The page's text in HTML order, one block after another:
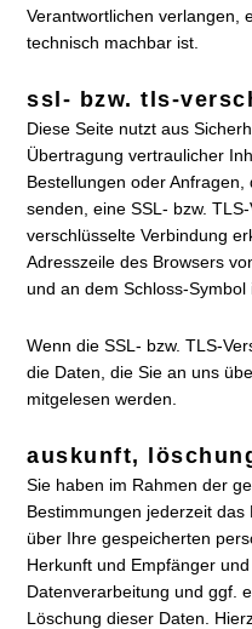
Verantwortlichen verlangen,
technisch machbar ist.
ssl- bzw. tls-
Diese Seite nutzt aus
Übertragung vertraulicher
Bestellungen oder
senden, eine SSL- bzw.
verschlüsselte Verbindung
Adresszeile des Browsers
und an dem Schloss-Symbol
Wenn die SSL- bzw. TLS-
die Daten, die Sie an uns
mitgelesen werden.
auskunft,
Sie haben im Rahmen der
Bestimmungen jederzeit
über Ihre gespeicherten
Herkunft und Empfänger
Datenverarbeitung und ggf.
Löschung dieser Daten.